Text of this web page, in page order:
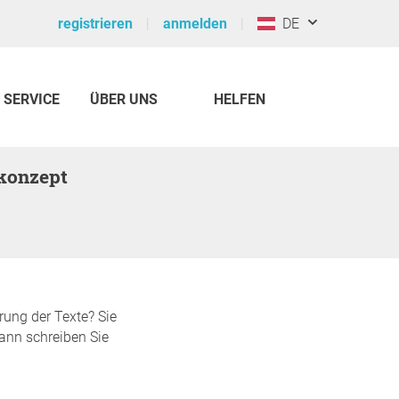
registrieren anmelden DE
SERVICE ÜBER UNS HELFEN
der Texte? Sie
schreiben Sie